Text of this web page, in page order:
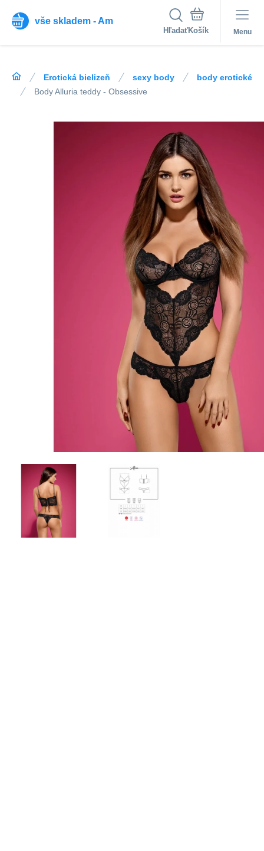
vše skladem - Am
Hľadať Menu
Erotická bielizeň sexy body
body erotické
Body Alluria teddy - Obsessive